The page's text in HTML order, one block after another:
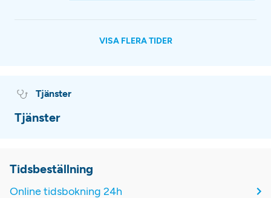
VISA FLERA TIDER
Tjänster
Tjänster
Tidsbeställning
Online tidsbokning 24h